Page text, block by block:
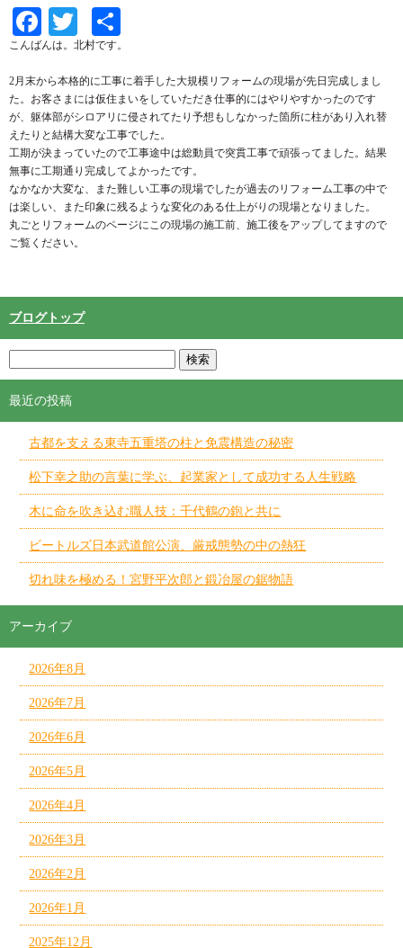
Facebook
Twitter
こんばんは。北村です。
2月末から本格的に工事に着手した大規模リフォームの現場が先日完成しまし
た。お客さまには仮住まいをしていただき仕事的にはやりやすかったのです
が、躯体部がシロアリに侵されてたり予想もしなかった箇所に柱があり入れ替
えたりと結構大変な工事でした。
工期が決まっていたので工事途中は総動員で突貫工事で頑張ってました。結果
無事に工期通り完成してよかったです。
なかなか大変な、また難しい工事の現場でしたが過去のリフォーム工事の中で
は楽しい、また印象に残るような変化のある仕上がりの現場となりました。
丸ごとリフォームのページにこの現場の施工前、施工後をアップしてますので
ご覧ください。
ブログトップ
最近の投稿
古都を支える東寺五重塔の柱と免震構造の秘密
松下幸之助の言葉に学ぶ、起業家として成功する人生戦略
木に命を吹き込む職人技：千代鶴の鉋と共に
ビートルズ日本武道館公演、厳戒態勢の中の熱狂
切れ味を極める！宮野平次郎と鍛冶屋の鋸物語
アーカイブ
2026年8月
2026年7月
2026年6月
2026年5月
2026年4月
2026年3月
2026年2月
2026年1月
2025年12月